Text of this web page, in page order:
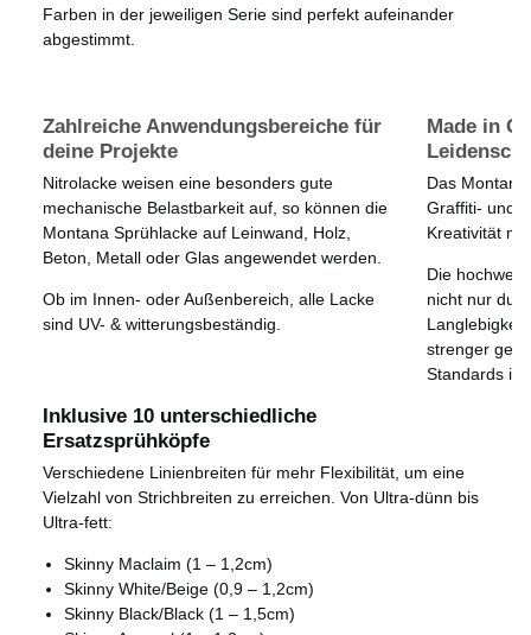
Farben in der jeweiligen Serie sind perfekt aufeinander
abgestimmt.
Zahlreiche Anwendungsbereiche für
deine Projekte
Nitrolacke weisen eine besonders gute
mechanische Belastbarkeit auf, so können die
Montana Sprühlacke auf Leinwand, Holz,
Beton, Metall oder Glas angewendet werden.
Ob im Innen- oder Außenbereich, alle Lacke
sind UV- & witterungsbeständig.
Made in
Das
Graffiti- und
Kreativität
Die
nicht nur
strenger
Standards in
Inklusive 10 unterschiedliche
Ersatzsprühköpfe
Verschiedene Linienbreiten für mehr Flexibilität, um eine
Vielzahl von Strichbreiten zu erreichen. Von Ultra-dünn bis
Ultra-fett:
Skinny Maclaim (1 – 1,2cm)
Skinny White/Beige (0,9 – 1,2cm)
Skinny Black/Black (1 – 1,5cm)